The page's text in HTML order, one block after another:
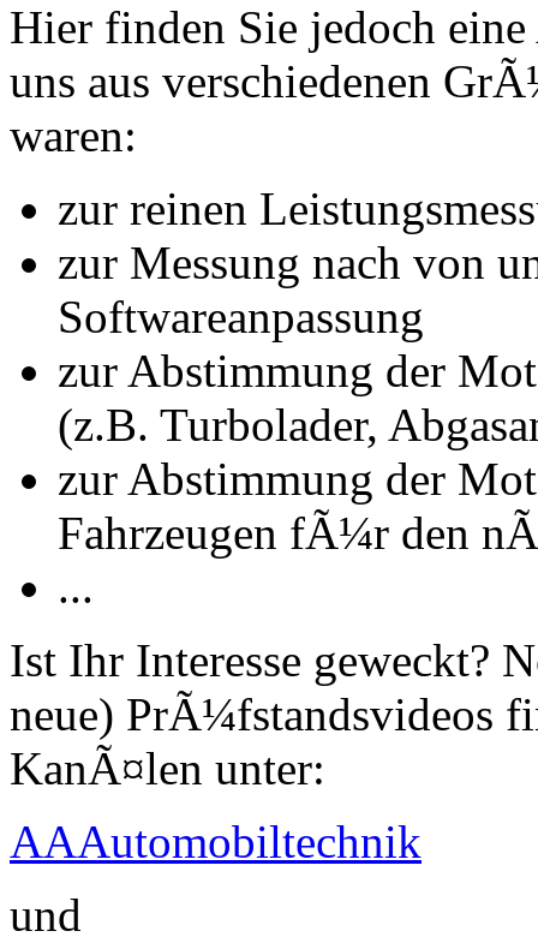
Hier finden Sie jedoch
uns aus verschiedenen
waren:
zur reinen
zur Messung nach von
Softwareanpassung
zur Abstimmung der
(z.B. Turbolader,
zur Abstimmung der
Fahrzeugen fÃ¼r den
...
Ist Ihr Interesse geweckt?
neue) PrÃ¼fstandsvideos
KanÃ¤len unter:
AAAutomobiltechnik
und